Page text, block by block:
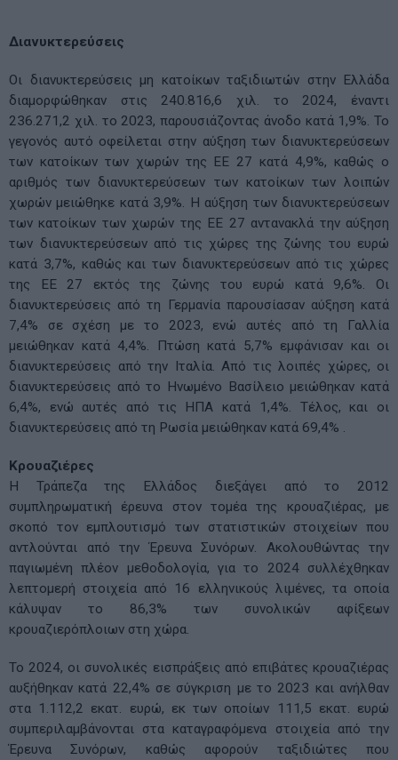
Διανυκτερεύσεις
Οι διανυκτερεύσεις μη κατοίκων ταξιδιωτών στην Ελλάδα
διαμορφώθηκαν στις 240.816,6 χιλ. το 2024, έναντι
236.271,2 χιλ. το 2023, παρουσιάζοντας άνοδο κατά 1,9%. Το
γεγονός αυτό οφείλεται στην αύξηση των διανυκτερεύσεων
των κατοίκων των χωρών της ΕΕ 27 κατά 4,9%, καθώς ο
αριθμός των διανυκτερεύσεων των κατοίκων των λοιπών
χωρών μειώθηκε κατά 3,9%. Η αύξηση των διανυκτερεύσεων
των κατοίκων των χωρών της ΕΕ 27 αντανακλά την αύξηση
των διανυκτερεύσεων από τις χώρες της ζώνης του ευρώ
κατά 3,7%, καθώς και των διανυκτερεύσεων από τις χώρες
της ΕΕ 27 εκτός της ζώνης του ευρώ κατά 9,6%. Οι
διανυκτερεύσεις από τη Γερμανία παρουσίασαν αύξηση κατά
7,4% σε σχέση με το 2023, ενώ αυτές από τη Γαλλία
μειώθηκαν κατά 4,4%. Πτώση κατά 5,7% εμφάνισαν και οι
διανυκτερεύσεις από την Ιταλία. Από τις λοιπές χώρες, οι
διανυκτερεύσεις από το Ηνωμένο Βασίλειο μειώθηκαν κατά
6,4%, ενώ αυτές από τις ΗΠΑ κατά 1,4%. Τέλος, και οι
διανυκτερεύσεις από τη Ρωσία μειώθηκαν κατά 69,4% .
Κρουαζιέρες
H Τράπεζα της Ελλάδος διεξάγει από το 2012
συμπληρωματική έρευνα στον τομέα της κρουαζιέρας, με
σκοπό τον εμπλουτισμό των στατιστικών στοιχείων που
αντλούνται από την Έρευνα Συνόρων. Ακολουθώντας την
παγιωμένη πλέον μεθοδολογία, για το 2024 συλλέχθηκαν
λεπτομερή στοιχεία από 16 ελληνικούς λιμένες, τα οποία
κάλυψαν το 86,3% των συνολικών αφίξεων
κρουαζιερόπλοιων στη χώρα.
Το 2024, οι συνολικές εισπράξεις από επιβάτες κρουαζιέρας
αυξήθηκαν κατά 22,4% σε σύγκριση με το 2023 και ανήλθαν
στα 1.112,2 εκατ. ευρώ, εκ των οποίων 111,5 εκατ. ευρώ
συμπεριλαμβάνονται στα καταγραφόμενα στοιχεία από την
Έρευνα Συνόρων, καθώς αφορούν ταξιδιώτες που